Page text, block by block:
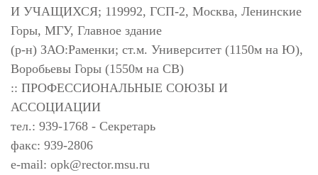
И УЧАЩИХСЯ; 119992, ГСП-2, Москва, Ленинские
Горы, МГУ, Главное здание
(р-н) ЗАО:Раменки; ст.м. Университет (1150м на Ю),
Воробьевы Горы (1550м на СВ)
:: ПРОФЕССИОНАЛЬНЫЕ СОЮЗЫ И
АССОЦИАЦИИ
тел.: 939-1768 - Секретарь
факс: 939-2806
e-mail: opk@rector.msu.ru